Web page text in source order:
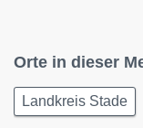
Orte in dieser
Landkreis Stade